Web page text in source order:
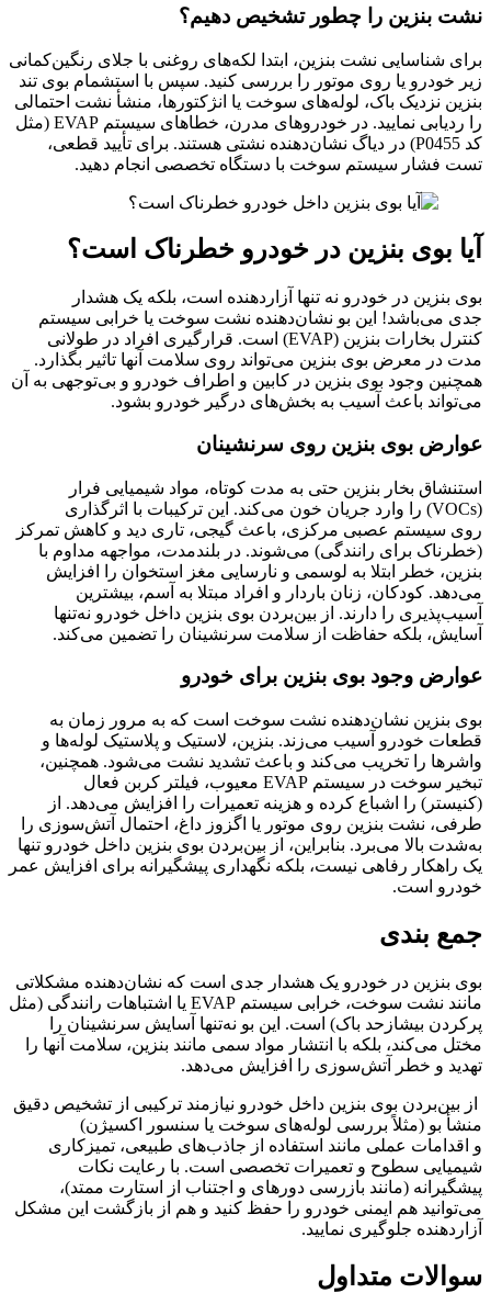
نشت بنزین را چطور تشخیص دهیم؟
برای شناسایی نشت بنزین، ابتدا لکه‌های روغنی با جلای رنگین‌کمانی
زیر خودرو یا روی موتور را بررسی کنید. سپس با استشمام بوی تند
بنزین نزدیک باک، لوله‌های سوخت یا انژکتورها، منشأ نشت احتمالی
را ردیابی نمایید. در خودروهای مدرن، خطاهای سیستم EVAP (مثل
کد P0455) در دیاگ نشان‌دهنده نشتی هستند. برای تأیید قطعی،
تست فشار سیستم سوخت با دستگاه تخصصی انجام دهید.
آیا بوی بنزین در خودرو خطرناک است؟
بوی بنزین در خودرو نه تنها آزاردهنده است، بلکه یک هشدار
جدی می‌باشد! این بو نشان‌دهنده نشت سوخت یا خرابی سیستم
کنترل بخارات بنزین (EVAP) است. قرارگیری افراد در طولانی
مدت در معرض بوی بنزین می‌تواند روی سلامت آنها تاثیر بگذارد.
همچنین وجود بوی بنزین در کابین و اطراف خودرو و بی‌توجهی به آن
می‌تواند باعث آسیب به بخش‌های درگیر خودرو بشود.
عوارض بوی بنزین روی سرنشینان
استنشاق بخار بنزین حتی به مدت کوتاه، مواد شیمیایی فرار
(VOCs) را وارد جریان خون می‌کند. این ترکیبات با اثرگذاری
روی سیستم عصبی مرکزی، باعث گیجی، تاری دید و کاهش تمرکز
(خطرناک برای رانندگی) می‌شوند. در بلندمدت، مواجهه مداوم با
بنزین، خطر ابتلا به لوسمی و نارسایی مغز استخوان را افزایش
می‌دهد. کودکان، زنان باردار و افراد مبتلا به آسم، بیشترین
آسیب‌پذیری را دارند. از بین‌بردن بوی بنزین داخل خودرو نه‌تنها
آسایش، بلکه حفاظت از سلامت سرنشینان را تضمین می‌کند.
عوارض وجود بوی بنزین برای خودرو
بوی بنزین نشان‌دهنده نشت سوخت است که به مرور زمان به
قطعات خودرو آسیب می‌زند. بنزین، لاستیک و پلاستیک لوله‌ها و
واشرها را تخریب می‌کند و باعث تشدید نشت می‌شود. همچنین،
تبخیر سوخت در سیستم EVAP معیوب، فیلتر کربن فعال
(کنیستر) را اشباع کرده و هزینه تعمیرات را افزایش می‌دهد. از
طرفی، نشت بنزین روی موتور یا اگزوز داغ، احتمال آتش‌سوزی را
به‌شدت بالا می‌برد. بنابراین، از بین‌بردن بوی بنزین داخل خودرو تنها
یک راهکار رفاهی نیست، بلکه نگهداری پیشگیرانه برای افزایش عمر
خودرو است.
جمع بندی
بوی بنزین در خودرو یک هشدار جدی است که نشان‌دهنده مشکلاتی
مانند نشت سوخت، خرابی سیستم EVAP یا اشتباهات رانندگی (مثل
پرکردن بیشازحد باک) است. این بو نه‌تنها آسایش سرنشینان را
مختل می‌کند، بلکه با انتشار مواد سمی مانند بنزین، سلامت آنها را
تهدید و خطر آتش‌سوزی را افزایش می‌دهد.
از بین‌بردن بوی بنزین داخل خودرو نیازمند ترکیبی از تشخیص دقیق
منشأ بو (مثلاً بررسی لوله‌های سوخت یا سنسور اکسیژن)
و اقدامات عملی مانند استفاده از جاذب‌های طبیعی، تمیزکاری
شیمیایی سطوح و تعمیرات تخصصی است. با رعایت نکات
پیشگیرانه (مانند بازرسی دورهای و اجتناب از استارت ممتد)،
می‌توانید هم ایمنی خودرو را حفظ کنید و هم از بازگشت این مشکل
آزاردهنده جلوگیری نمایید.
سوالات متداول